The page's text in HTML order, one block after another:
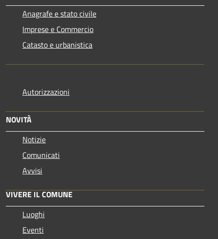
Anagrafe e stato civile
Imprese e Commercio
Catasto e urbanistica
Autorizzazioni
NOVITÀ
Notizie
Comunicati
Avvisi
VIVERE IL COMUNE
Luoghi
Eventi